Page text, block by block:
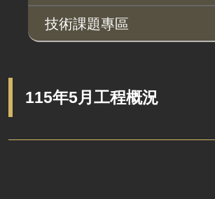
技術課題專區
115年5月工程概況